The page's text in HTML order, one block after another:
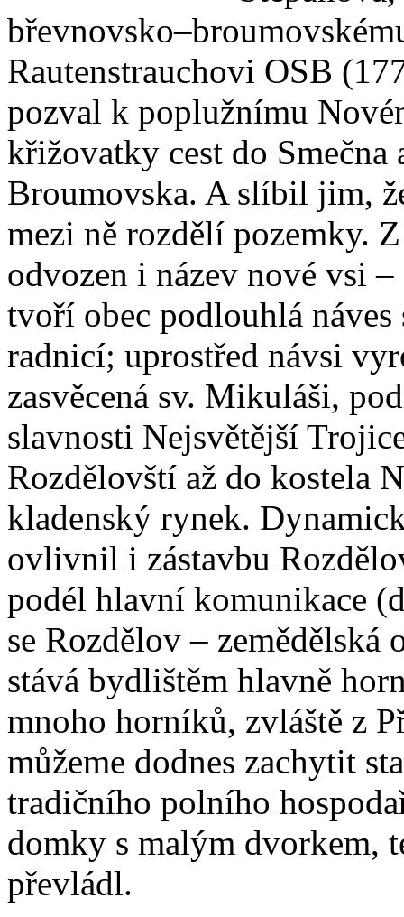
Rautenstrauchovi OSB
pozval k poplužnímu
křižovatky cest do
Broumovska. A slíbil jim,
mezi ně rozdělí pozemky.
odvozen i název nové vsi
tvoří obec podlouhlá
radnicí; uprostřed návsi
zasvěcená sv. Mikuláši,
slavnosti Nejsvětější
Rozdělovští až do kostela
kladenský rynek.
ovlivnil i zástavbu
podél hlavní komunikace
se Rozdělov – zemědělská
stává bydlištěm hlavně
mnoho horníků, zvláště z
můžeme dodnes zachytit
tradičního polního
domky s malým dvorkem,
převládl.